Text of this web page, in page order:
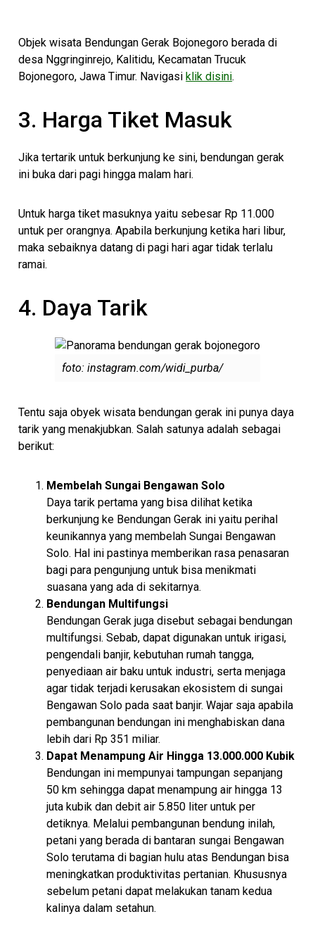
Objek wisata Bendungan Gerak Bojonegoro berada di
desa Nggringinrejo, Kalitidu, Kecamatan Trucuk
Bojonegoro, Jawa Timur. Navigasiklik disini.
3. Harga Tiket Masuk
Jika tertarik untuk berkunjung ke sini, bendungan gerak
ini buka dari pagi hingga malam hari.
Untuk harga tiket masuknya yaitu sebesar Rp 11.000
untuk per orangnya. Apabila berkunjung ketika hari libur,
maka sebaiknya datang di pagi hari agar tidak terlalu
ramai.
4. Daya Tarik
foto: instagram.com/widi_purba/
Tentu saja obyek wisata bendungan gerak ini punya daya
tarik yang menakjubkan. Salah satunya adalah sebagai
berikut:
Membelah Sungai Bengawan Solo
Daya tarik pertama yang bisa dilihat ketika
berkunjung ke Bendungan Gerak ini yaitu perihal
keunikannya yang membelah Sungai Bengawan
Solo. Hal ini pastinya memberikan rasa penasaran
bagi para pengunjung untuk bisa menikmati
suasana yang ada di sekitarnya.
Bendungan Multifungsi
Bendungan Gerak juga disebut sebagai bendungan
multifungsi. Sebab, dapat digunakan untuk irigasi,
pengendali banjir, kebutuhan rumah tangga,
penyediaan air baku untuk industri, serta menjaga
agar tidak terjadi kerusakan ekosistem di sungai
Bengawan Solo pada saat banjir. Wajar saja apabila
pembangunan bendungan ini menghabiskan dana
lebih dari Rp 351 miliar.
Dapat Menampung Air Hingga 13.000.000 Kubik
Bendungan ini mempunyai tampungan sepanjang
50 km sehingga dapat menampung air hingga 13
juta kubik dan debit air 5.850 liter untuk per
detiknya. Melalui pembangunan bendung inilah,
petani yang berada di bantaran sungai Bengawan
Solo terutama di bagian hulu atas Bendungan bisa
meningkatkan produktivitas pertanian. Khususnya
sebelum petani dapat melakukan tanam kedua
kalinya dalam setahun.